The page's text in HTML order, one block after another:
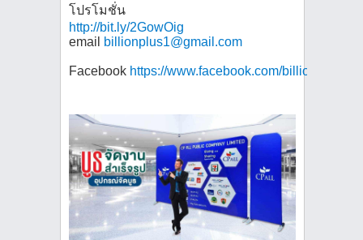
โปรโมชั่น
http://bit.ly/2GowOig
email
billionplus1@gmail.com
Facebook https://www.facebook.com/